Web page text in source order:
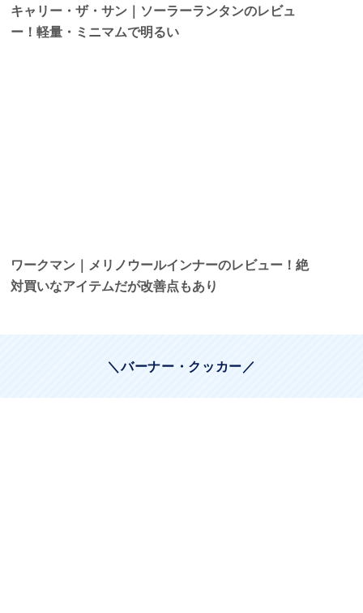
キャリー・ザ・サン｜ソーラーランタンのレビュ
ー！軽量・ミニマムで明るい
ワークマン｜メリノウールインナーのレビュー！絶
対買いなアイテムだが改善点もあり
＼バーナー・クッカー／